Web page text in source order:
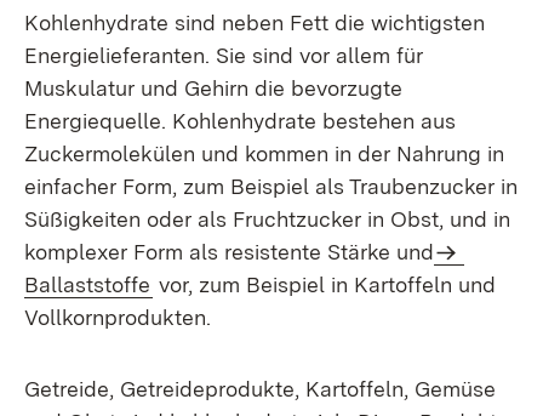
Kohlenhydrate sind neben Fett die wichtigsten
Energielieferanten. Sie sind vor allem für
Muskulatur und Gehirn die bevorzugte
Energiequelle. Kohlenhydrate bestehen aus
Zuckermolekülen und kommen in der Nahrung in
einfacher Form, zum Beispiel als Traubenzucker in
Süßigkeiten oder als Fruchtzucker in Obst, und in
komplexer Form als resistente Stärke und
Ballaststoffe vor, zum Beispiel in Kartoffeln und
Vollkornprodukten.
Getreide, Getreideprodukte, Kartoffeln, Gemüse